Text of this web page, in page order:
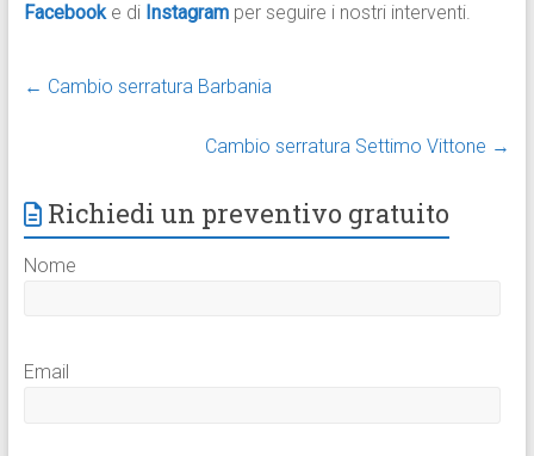
Facebook e di Instagram per seguire i nostri interventi.
← Cambio serratura Barbania
Cambio serratura Settimo Vittone →
Richiedi un preventivo gratuito
Nome
Email